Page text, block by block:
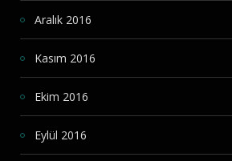
Aralık 2016
Kasım 2016
Ekim 2016
Eylül 2016